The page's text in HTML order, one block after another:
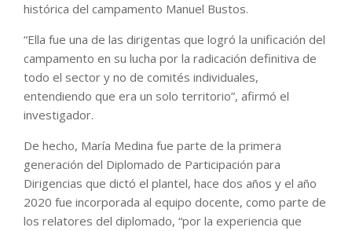
histórica del campamento Manuel Bustos.
“Ella fue una de las dirigentas que logró la unificación del
campamento en su lucha por la radicación definitiva de
todo el sector y no de comités individuales,
entendiendo que era un solo territorio”, afirmó el
investigador.
De hecho, María Medina fue parte de la primera
generación del Diplomado de Participación para
Dirigencias que dictó el plantel, hace dos años y el año
2020 fue incorporada al equipo docente, como parte de
los relatores del diplomado, “por la experiencia que